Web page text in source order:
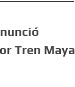
Tren Maya